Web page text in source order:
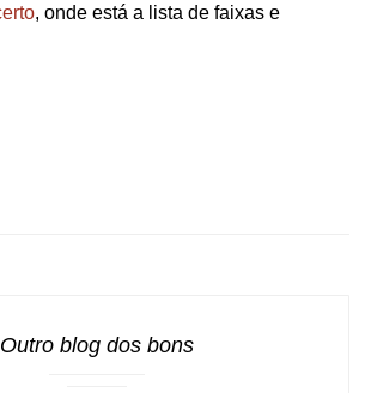
, onde está a lista de faixas e
Outro blog dos bons